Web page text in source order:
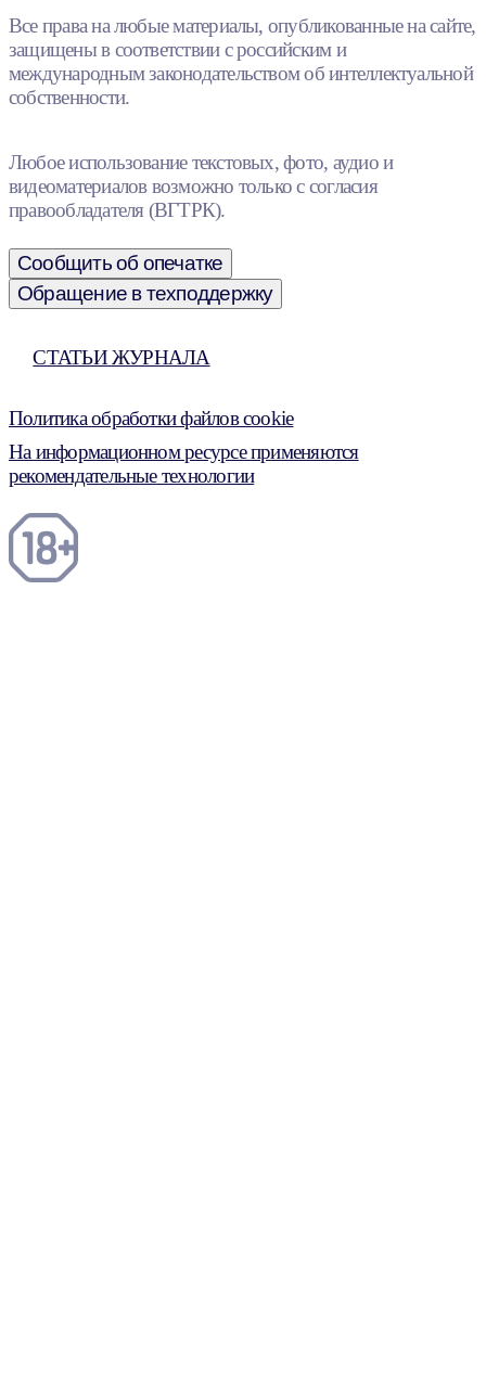
Все права на любые материалы, опубликованные на сайте,
защищены в соответствии с российским и
международным законодательством об интеллектуальной
собственности.
Любое использование текстовых, фото, аудио и
видеоматериалов возможно только с согласия
правообладателя (ВГТРК).
Сообщить об опечатке
Обращение в техподдержку
СТАТЬИ ЖУРНАЛА
Политика обработки файлов cookie
На информационном ресурсе применяются
рекомендательные технологии